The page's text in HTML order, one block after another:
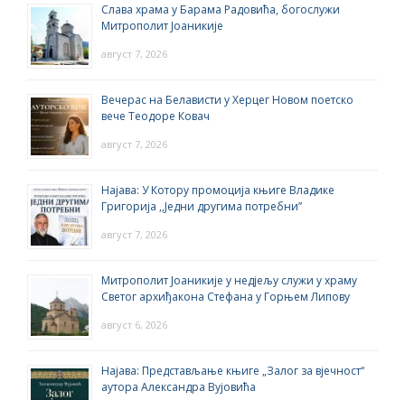
Слава храма у Барама Радовића, богослужи
Митрополит Јоаникије
август 7, 2026
Вечерас на Белависти у Херцег Новом поетско
вече Теодоре Ковач
август 7, 2026
Најава: У Котору промоција књиге Владике
Григорија ,,Једни другима потребни”
август 7, 2026
Митрополит Јоаникије у недјељу служи у храму
Светог архиђакона Стефана у Горњем Липову
август 6, 2026
Најава: Представљање књиге „Залог за вјечност“
аутора Александра Вујовића